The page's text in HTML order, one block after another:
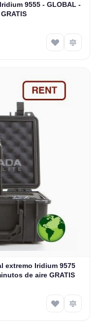
9555 - GLOBAL -
extremo Iridium 9575
de aire GRATIS